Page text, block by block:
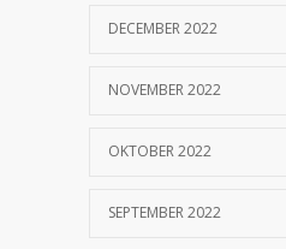
DECEMBER 2022
NOVEMBER 2022
OKTOBER 2022
SEPTEMBER 2022